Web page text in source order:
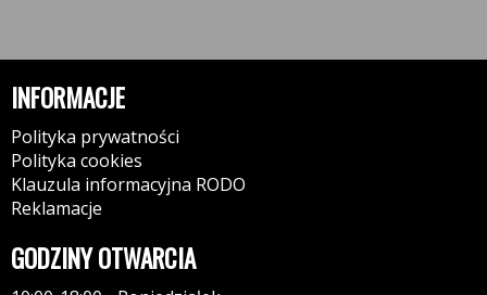
INFORMACJE
Polityka prywatności
Polityka cookies
Klauzula informacyjna RODO
Reklamacje
GODZINY OTWARCIA